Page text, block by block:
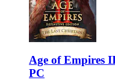
Age of Empires
PC